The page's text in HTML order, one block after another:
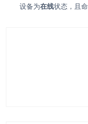
设备为在线状态，且